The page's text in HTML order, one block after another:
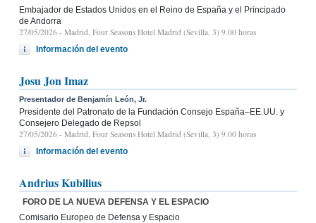
Embajador de Estados Unidos en el Reino de España y el Principado
de Andorra
27/05/2026 - Madrid, Four Seasons Hotel Madrid (Sevilla, 3) 9.00 horas
Información del evento
Josu Jon Imaz
Presentador de Benjamín León, Jr.
Presidente del Patronato de la Fundación Consejo España–EE.UU. y
Consejero Delegado de Repsol
27/05/2026 - Madrid, Four Seasons Hotel Madrid (Sevilla, 3) 9.00 horas
Información del evento
Andrius Kubilius
FORO DE LA NUEVA DEFENSA Y EL ESPACIO
Comisario Europeo de Defensa y Espacio